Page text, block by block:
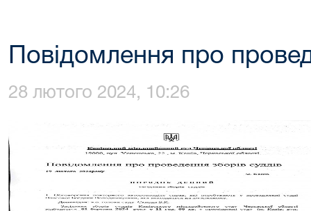
Повідомлення про
28 лютого 2024, 10:26